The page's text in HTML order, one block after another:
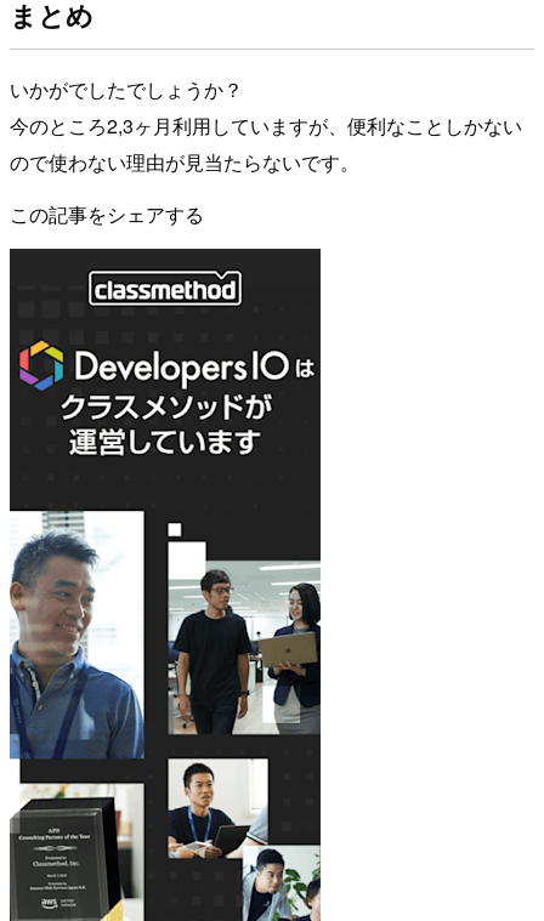
まとめ
いかがでしたでしょうか？
今のところ2,3ヶ月利用していますが、便利なことしかない
ので使わない理由が見当たらないです。
この記事をシェアする